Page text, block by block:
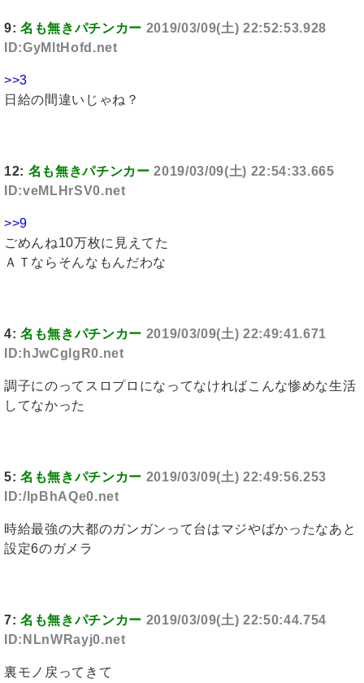
9: 名も無きパチンカー 2019/03/09(土) 22:52:53.928
ID:GyMltHofd.net
>>3
日給の間違いじゃね？
12: 名も無きパチンカー 2019/03/09(土) 22:54:33.665
ID:veMLHrSV0.net
>>9
ごめんね10万枚に見えてた
ＡＴならそんなもんだわな
4: 名も無きパチンカー 2019/03/09(土) 22:49:41.671
ID:hJwCglgR0.net
調子にのってスロプロになってなければこんな惨めな生活
してなかった
5: 名も無きパチンカー 2019/03/09(土) 22:49:56.253
ID:/lpBhAQe0.net
時給最強の大都のガンガンって台はマジやばかったなあと
設定6のガメラ
7: 名も無きパチンカー 2019/03/09(土) 22:50:44.754
ID:NLnWRayj0.net
裏モノ戻ってきて